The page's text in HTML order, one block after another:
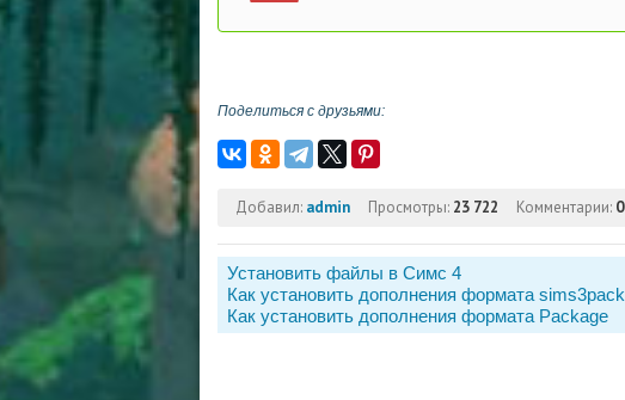
Поделиться с друзьями:
Добавил: admin Просмотры: 23 722 Комментарии: 0
Установить файлы в Симс 4
Как установить дополнения формата sims3pack
Как установить дополнения формата Package